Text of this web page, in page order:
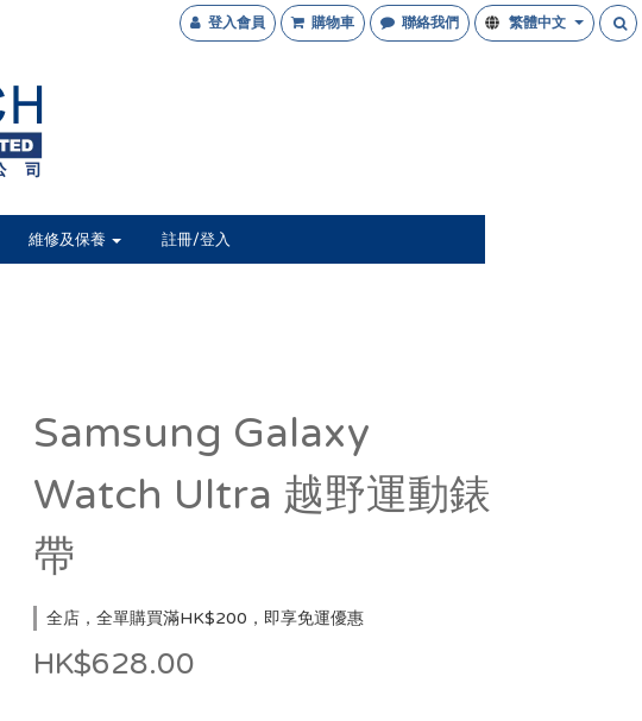
登入會員 購物車 聯絡我們 繁體中文
維修及保養 註冊/登入
Samsung Galaxy
Watch Ultra 越野運動錶
帶
全店，全單購買滿HK$200，即享免運優惠
HK$628.00